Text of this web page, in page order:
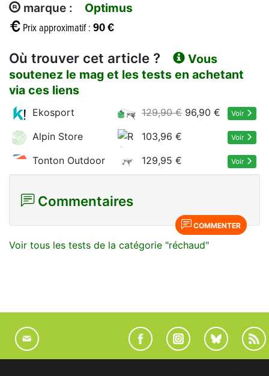
marque : Optimus
Prix approximatif : 90 €
Où trouver cet article ?
Vous
soutenez le mag et les tests en achetant
via ces liens
Ekosport 129,90 € 96,90 € Voir
Alpin Store 103,96 € Voir
Tonton Outdoor 129,95 € Voir
Commentaires
COMMENTER
Voir tous les tests de la catégorie "réchaud"